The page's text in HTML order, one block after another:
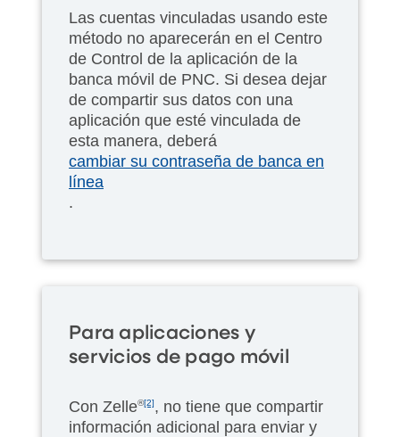
Las cuentas vinculadas usando este
método no aparecerán en el Centro
de Control de la aplicación de la
banca móvil de PNC. Si desea dejar
de compartir sus datos con una
aplicación que esté vinculada de
esta manera, deberá
cambiar su contraseña de banca en
línea
.
Para aplicaciones y
servicios de pago móvil
Con Zelle®[2], no tiene que compartir
información adicional para enviar y